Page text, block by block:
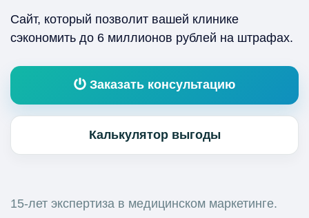
Сайт, который позволит вашей клинике
сэкономить до 6 миллионов рублей на штрафах.
Заказать консультацию
Калькулятор выгоды
15-лет экспертиза в медицинском маркетинге.